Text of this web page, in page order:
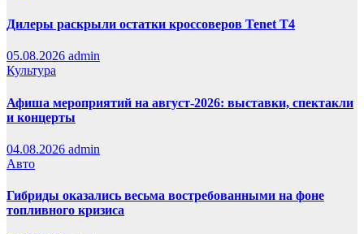
Дилеры раскрыли остатки кроссоверов Tenet T4
05.08.2026 admin
Культура
Афиша мероприятий на август-2026: выставки, спектакли
и концерты
04.08.2026 admin
Авто
Гибриды оказались весьма востребованными на фоне
топливного кризиса